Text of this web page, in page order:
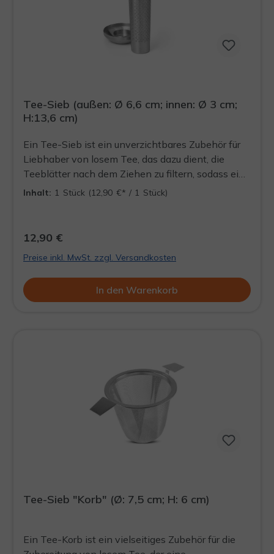
Tee-Sieb (außen: Ø 6,6 cm; innen: Ø 3 cm;
H:13,6 cm)
Ein Tee-Sieb ist ein unverzichtbares Zubehör für
Liebhaber von losem Tee, das dazu dient, die
Teeblätter nach dem Ziehen zu filtern, sodass eine
klare, rückstandsfreie Tasse Tee entsteht. Dieses
Inhalt: 1 Stück (12,90 €* / 1 Stück)
12,90 €
Preise inkl. MwSt. zzgl. Versandkosten
In den Warenkorb
Tee-Sieb "Korb" (Ø: 7,5 cm; H: 6 cm)
Ein Tee-Korb ist ein vielseitiges Zubehör für die